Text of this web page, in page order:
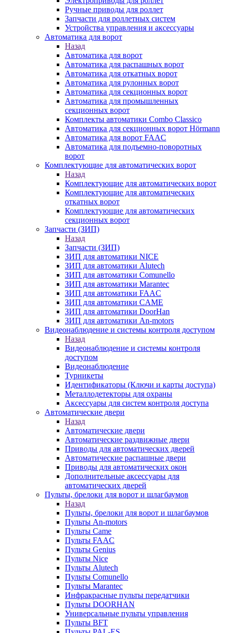
Ручные приводы для роллет
Запчасти для роллетных систем
Устройства управления и аксессуары
Автоматика для ворот
Назад
Автоматика для ворот
Автоматика для распашных ворот
Автоматика для откатных ворот
Автоматика для рулонных ворот
Автоматика для секционных ворот
Автоматика для промышленных
секционных ворот
Комплекты автоматики Combo Classico
Автоматика для секционных ворот Hörmann
Автоматика для ворот FAAC
Автоматика для подъемно-поворотных
ворот
Комплектующие для автоматических ворот
Назад
Комплектующие для автоматических ворот
Комплектующие для автоматических
откатных ворот
Комплектующие для автоматических
секционных ворот
Запчасти (ЗИП)
Назад
Запчасти (ЗИП)
ЗИП для автоматики NICE
ЗИП для автоматики Alutech
ЗИП для автоматики Comunello
ЗИП для автоматики Marantec
ЗИП для автоматики FAAC
ЗИП для автоматики CAME
ЗИП для автоматики DoorHan
ЗИП для автоматики An-motors
Видеонаблюдение и системы контроля доступом
Назад
Видеонаблюдение и системы контроля
доступом
Видеонаблюдение
Турникеты
Идентификаторы (Ключи и карты доступа)
Металлодетекторы для охраны
Аксессуары для систем контроля доступа
Автоматические двери
Назад
Автоматические двери
Автоматические раздвижные двери
Приводы для автоматических дверей
Автоматические распашные двери
Приводы для автоматических окон
Дополнительные аксессуары для
автоматических дверей
Пульты, брелоки для ворот и шлагбаумов
Назад
Пульты, брелоки для ворот и шлагбаумов
Пульты An-motors
Пульты Came
Пульты FAAC
Пульты Genius
Пульты Nice
Пульты Alutech
Пульты Сomunello
Пульты Marantec
Инфракрасные пульты передатчики
Пульты DOORHAN
Универсальные пульты управления
Пульты BFT